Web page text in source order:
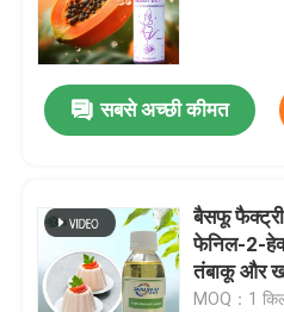
सबसे अच्छी कीमत
बैसफू
फेनिल-2-
तंबाकू और
गुणवत्ता वाली
MOQ：1